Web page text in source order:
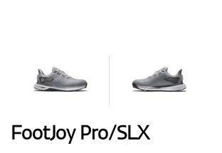
Bagy
FootJoy Pro/SLX